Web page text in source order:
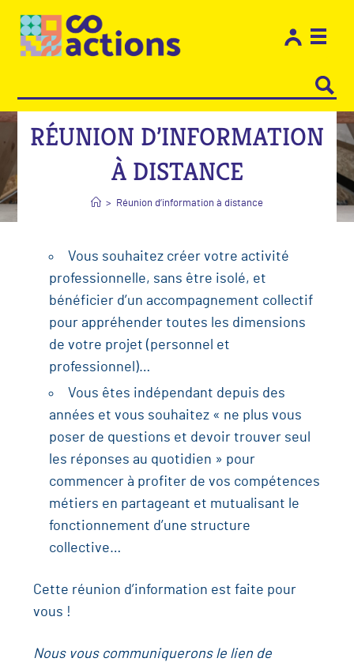
RÉUNION D’INFORMATION
À DISTANCE
> Réunion d’information à distance
Vous souhaitez créer votre activité
professionnelle, sans être isolé, et
bénéficier d’un accompagnement collectif
pour appréhender toutes les dimensions
de votre projet (personnel et
professionnel)…
Vous êtes indépendant depuis des
années et vous souhaitez « ne plus vous
poser de questions et devoir trouver seul
les réponses au quotidien » pour
commencer à profiter de vos compétences
métiers en partageant et mutualisant le
fonctionnement d’une structure
collective…
Cette réunion d’information est faite pour
vous !
Nous vous communiquerons le lien de